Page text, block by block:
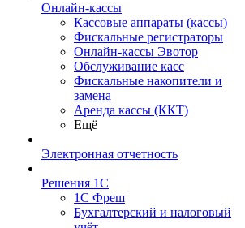
Онлайн-кассы
Кассовые аппараты (кассы)
Фискальные регистраторы
Онлайн-кассы Эвотор
Обслуживание касс
Фискальные накопители и
замена
Аренда кассы (ККТ)
Ещё
Электронная отчетность
Решения 1С
1С Фреш
Бухгалтерский и налоговый